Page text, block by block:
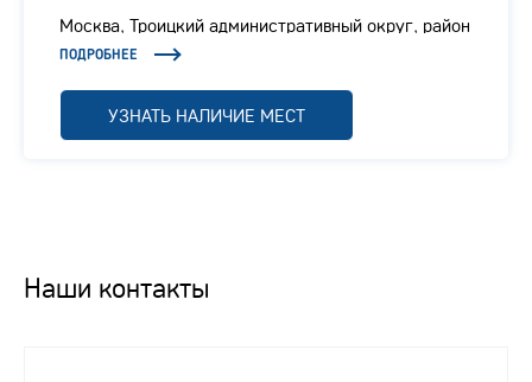
Москва, Троицкий административный округ, район
Вороново, село Покровское, 200
ПОДРОБНЕЕ
УЗНАТЬ НАЛИЧИЕ МЕСТ
Наши контакты